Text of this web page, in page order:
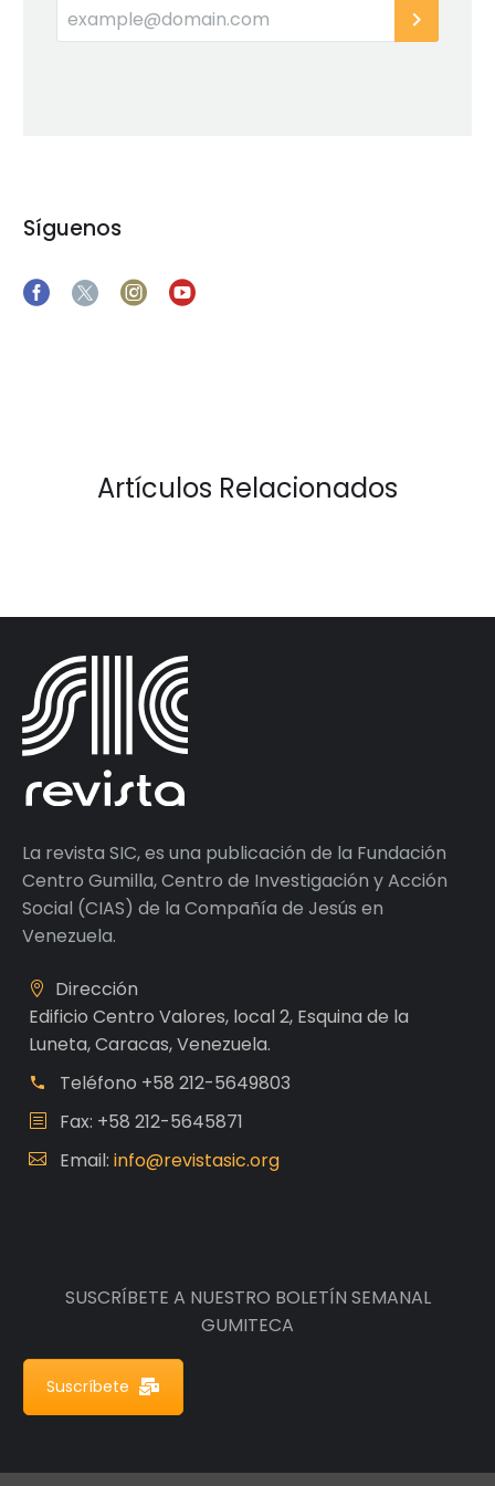
Síguenos
Artículos Relacionados
La revista SIC, es una publicación de la Fundación
Centro Gumilla, Centro de Investigación y Acción
Social (CIAS) de la Compañía de Jesús en
Venezuela.
Dirección
Edificio Centro Valores, local 2, Esquina de la
Luneta, Caracas, Venezuela.
Teléfono +58 212-5649803
Fax: +58 212-5645871
Email: info@revistasic.org
SUSCRÍBETE A NUESTRO BOLETÍN SEMANAL
GUMITECA
Suscríbete